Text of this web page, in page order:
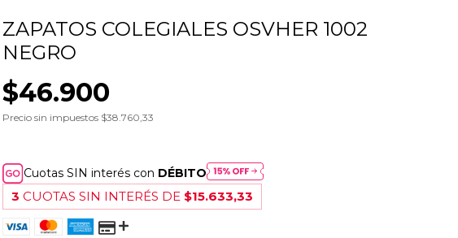
ZAPATOS COLEGIALES OSVHER 1002
NEGRO
$46.900
Precio sin impuestos $38.760,33
Cuotas SIN interés con DÉBITO
3 CUOTAS SIN INTERÉS DE $15.633,33